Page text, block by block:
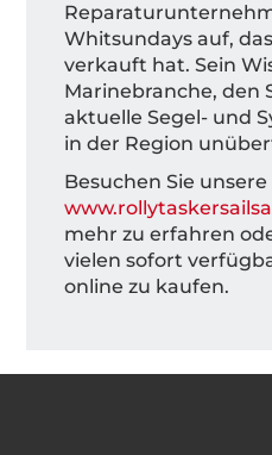
Whitsundays auf,
verkauft hat. Sein
Marinebranche, den
aktuelle Segel- und
in der Region
Besuchen Sie
mehr zu erfahren
vielen sofort
online zu kaufen.